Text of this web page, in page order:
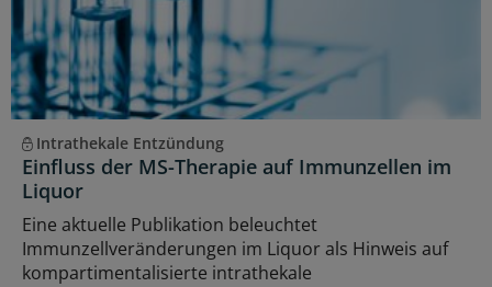
Intrathekale Entzündung
Einfluss der MS-Therapie auf Immunzellen im
Liquor
Eine aktuelle Publikation beleuchtet
Immunzellveränderungen im Liquor als Hinweis auf
kompartimentalisierte intrathekale